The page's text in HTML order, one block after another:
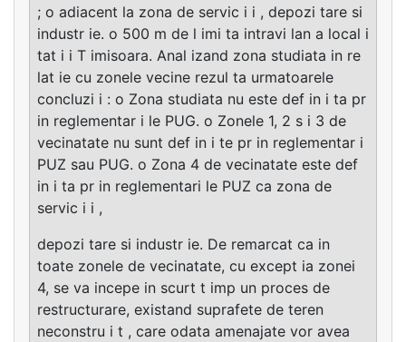
; o adiacent la zona de servic i i , depozi tare si
industr ie. o 500 m de l imi ta intravi lan a local i
tat i i T imisoara. Anal izand zona studiata in re
lat ie cu zonele vecine rezul ta urmatoarele
concluzi i : o Zona studiata nu este def in i ta pr
in reglementar i le PUG. o Zonele 1, 2 s i 3 de
vecinatate nu sunt def in i te pr in reglementar i
PUZ sau PUG. o Zona 4 de vecinatate este def
in i ta pr in reglementari le PUZ ca zona de
servic i i ,
depozi tare si industr ie. De remarcat ca in
toate zonele de vecinatate, cu except ia zonei
4, se va incepe in scurt t imp un proces de
restructurare, existand suprafete de teren
neconstru i t , care odata amenajate vor avea